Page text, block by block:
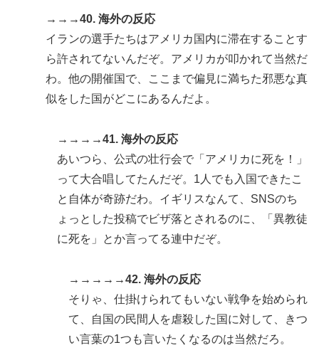
→→→40. 海外の反応
イランの選手たちはアメリカ国内に滞在することす
ら許されてないんだぞ。アメリカが叩かれて当然だ
わ。他の開催国で、ここまで偏見に満ちた邪悪な真
似をした国がどこにあるんだよ。
→→→→41. 海外の反応
あいつら、公式の壮行会で「アメリカに死を！」
って大合唱してたんだぞ。1人でも入国できたこ
と自体が奇跡だわ。イギリスなんて、SNSのち
ょっとした投稿でビザ落とされるのに、「異教徒
に死を」とか言ってる連中だぞ。
→→→→→42. 海外の反応
そりゃ、仕掛けられてもいない戦争を始められ
て、自国の民間人を虐殺した国に対して、きつ
い言葉の1つも言いたくなるのは当然だろ。